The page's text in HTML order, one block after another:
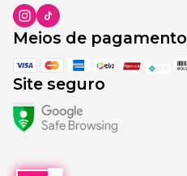
Meios de pagamento
Site seguro